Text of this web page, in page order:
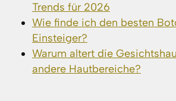
Trends für 2026
Wie finde ich den besten
Einsteiger?
Warum altert die
andere Hautbereiche?